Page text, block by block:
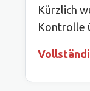
Kürzlich
Kontrolle